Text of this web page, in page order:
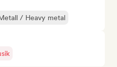
/ Heavy metal